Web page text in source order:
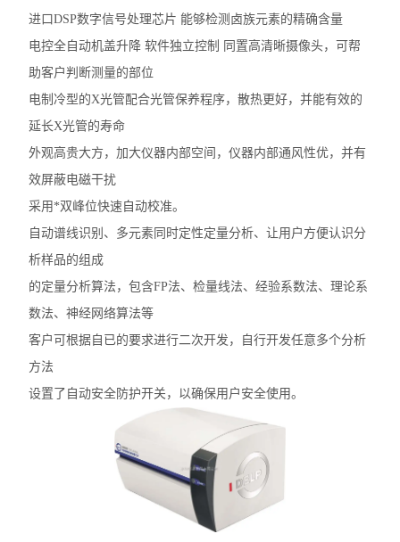
进口DSP数字信号处理芯片 能够检测卤族元素的精确含量
电控全自动机盖升降 软件独立控制 同置高清晰摄像头，可帮
助客户判断测量的部位
电制冷型的X光管配合光管保养程序，散热更好，并能有效的
延长X光管的寿命
外观高贵大方，加大仪器内部空间，仪器内部通风性优，并有
效屏蔽电磁干扰
采用*双峰位快速自动校准。
自动谱线识别、多元素同时定性定量分析、让用户方便认识分
析样品的组成
的定量分析算法，包含FP法、检量线法、经验系数法、理论系
数法、神经网络算法等
客户可根据自已的要求进行二次开发，自行开发任意多个分析
方法
设置了自动安全防护开关，以确保用户安全使用。